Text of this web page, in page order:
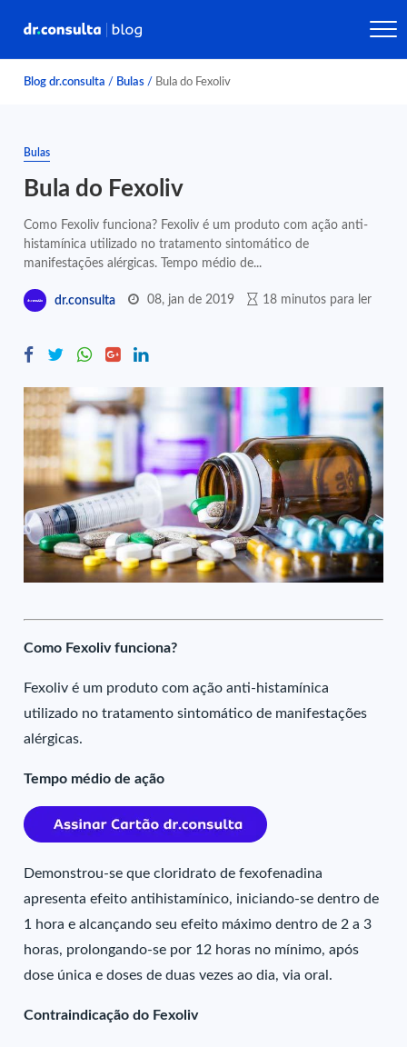
Blog dr.consulta / Bulas / Bula do Fexoliv
Bulas
Bula do Fexoliv
Como Fexoliv funciona? Fexoliv é um produto com ação anti-
histamínica utilizado no tratamento sintomático de
manifestações alérgicas. Tempo médio de...
dr.consulta 08, jan de 2019 18 minutos para ler
Como Fexoliv funciona?
Fexoliv é um produto com ação anti-histamínica
utilizado no tratamento sintomático de manifestações
alérgicas.
Tempo médio de ação
Demonstrou-se que cloridrato de fexofenadina
apresenta efeito antihistamínico, iniciando-se dentro de
1 hora e alcançando seu efeito máximo dentro de 2 a 3
horas, prolongando-se por 12 horas no mínimo, após
dose única e doses de duas vezes ao dia, via oral.
Contraindicação do Fexoliv